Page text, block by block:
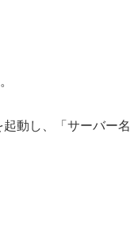
動し、「サーバー名